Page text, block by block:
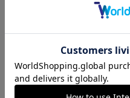
現
＞＞＞もっと見る
日本未上陸ブランド
ま